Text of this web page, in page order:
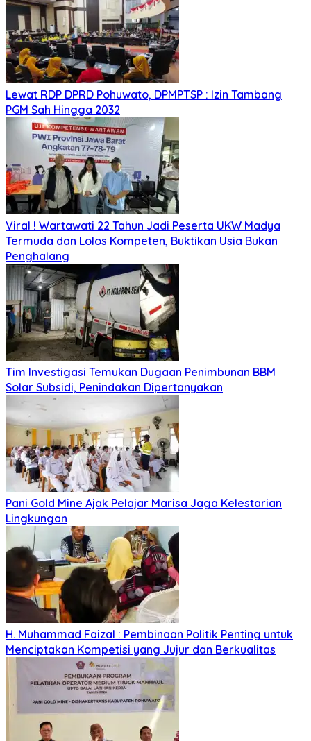
Lewat RDP DPRD Pohuwato, DPMPTSP : Izin Tambang
PGM Sah Hingga 2032
Viral ! Wartawati 22 Tahun Jadi Peserta UKW Madya
Termuda dan Lolos Kompeten, Buktikan Usia Bukan
Penghalang
Tim Investigasi Temukan Dugaan Penimbunan BBM
Solar Subsidi, Penindakan Dipertanyakan
Pani Gold Mine Ajak Pelajar Marisa Jaga Kelestarian
Lingkungan
H. Muhammad Faizal : Pembinaan Politik Penting untuk
Menciptakan Kompetisi yang Jujur dan Berkualitas